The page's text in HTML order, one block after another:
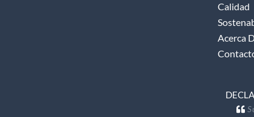
Calidad
Acerca